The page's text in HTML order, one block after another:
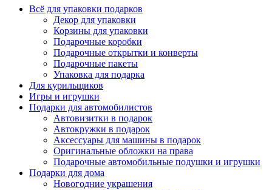
Всё для упаковки подарков
Декор для упаковки
Корзины для упаковки
Подарочные коробки
Подарочные открытки и конверты
Подарочные пакеты
Упаковка для подарка
Для курильщиков
Игры и игрушки
Подарки для автомобилистов
Автовизитки в подарок
Автокружки в подарок
Аксессуары для машины в подарок
Оригинальные обложки на права
Подарочные автомобильные подушки и игрушки
Подарки для дома
Новогодние украшения